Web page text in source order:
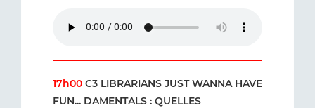
17h00 C3 LIBRARIANS JUST WANNA HAVE
FUN... DAMENTALS : QUELLES